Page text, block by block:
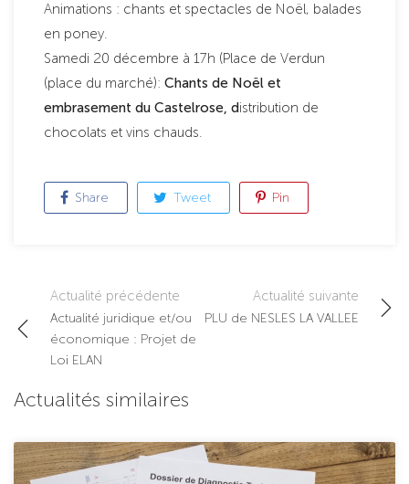
Animations : chants et spectacles de Noël, balades
en poney.
Samedi 20 décembre à 17h (Place de Verdun
(place du marché): Chants de Noël et
embrasement du Castelrose, distribution de
chocolats et vins chauds.
Share Tweet Pin
Post
navigation
Actualité précédente
Actualité juridique et/ou
économique : Projet de
Loi ELAN
Actualité suivante
PLU de NESLES LA VALLEE
Actualités similaires